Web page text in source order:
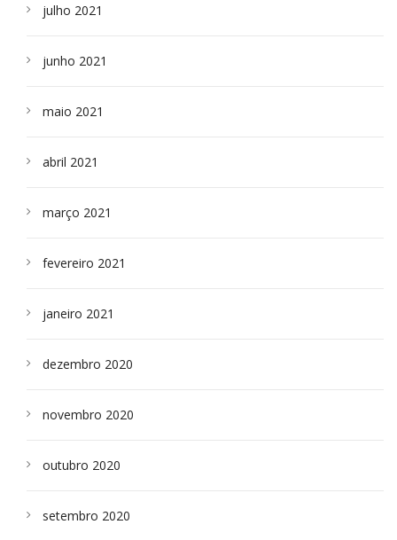
julho 2021
junho 2021
maio 2021
abril 2021
março 2021
fevereiro 2021
janeiro 2021
dezembro 2020
novembro 2020
outubro 2020
setembro 2020